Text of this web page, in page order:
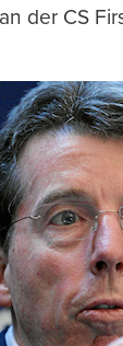
der CS